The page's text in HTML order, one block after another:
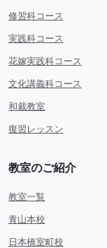
修習科コース
実践科コース
花嫁実践科コース
文化講義科コース
和裁教室
復習レッスン
教室のご紹介
教室一覧
青山本校
日本橋室町校